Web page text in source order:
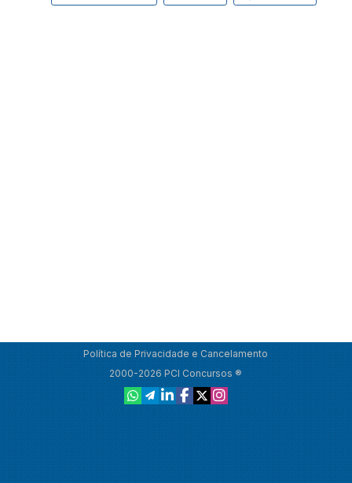
Política de Privacidade e Cancelamento
2000-2026 PCI Concursos ®